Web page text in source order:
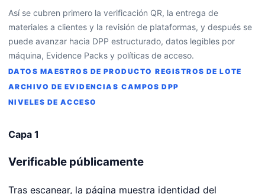
Así se cubren primero la verificación QR, la entrega de
materiales a clientes y la revisión de plataformas, y después se
puede avanzar hacia DPP estructurado, datos legibles por
máquina, Evidence Packs y políticas de acceso.
DATOS MAESTROS DE PRODUCTO REGISTROS DE LOTE
ARCHIVO DE EVIDENCIAS CAMPOS DPP
NIVELES DE ACCESO
Capa 1
Verificable públicamente
Tras escanear, la página muestra identidad del